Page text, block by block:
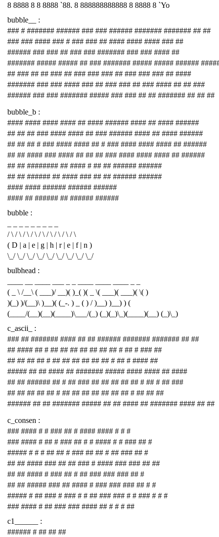
8 8888 8 8 8888 `88. 8 888888888888 8 8888 8 `Yo
bubble__ :
### # ####### ###### ### ### ###### ####### ####### ## ##
### ### #### ### # ### ### ## #### #### #### ### ##
###### ### ### ## ### ### ####### ### ### #### ##
####### ##### ##### ## ### ####### ##### ##### ######
## ### ## ## ### ## ### ### ### ## ### ### ### ## ####
####### ### ### #### ### ## ### ### ## ### #### ## ## ###
###### ### ### ####### ##### ### ### ## ## ####### ## ## ##
bubble_b :
#### #### #### #### ## #### ###### #### ## #### ######
## ## ## ### #### #### ## ### ###### #### ## #### ######
## ## ## # ### #### #### ## # ### #### #### #### ## ######
## ## #### ### #### ## ## ## ### #### #### #### ## ######
## ## ######## ## #### # ## ## ###### ######
## ## ###### ## #### ### ## ## ###### ######
#### #### ###### ###### ######
#### ## ###### ## ###### ######
bubble :
/ \ / \ / \ / \ / \ / \ / \ / \ / \
( D | a | e | g | h | r | e | f | n )
\_/ \_/ \_/ \_/ \_/ \_/ \_/ \_/ \_/
bulbhead :
( _ \ /__\ ( ___)/ __)( )_( )( _ \( ___)( ___)( \( )
)(_) )/(__)\ )__)( (_-. ) _ ( ) / )__) )__) ) (
(____/(__)(__)(____)\___/(_) (_)(_)\_)(____)(__) (_)\_)
c_ascii_ :
### ## ####### #### ## ## ###### ####### ####### ## ##
## #### ## # ## ## ## ## ## ## ## # ## # ### ##
## ## ## ## # ## ## ## ## ## ## # ## # #### ##
##### ## ## #### ## ####### ##### #### #### ## ####
## ## ###### ## # ## ### ## ## ## ## ## # ## # ## ###
## ## ## ## ## # ## ## ## ## ## ## ## # ## ## ##
###### ## ## ####### ##### ## ## #### ## ####### #### ## ##
c_consen :
### #### # # ### ## # #### #### # # #
### #### # ## # ### ## # # #### # # ### ## #
##### # # # ## ## # ### ## ## # ## ### ## #
## ## #### ### ## ## ### # #### ### ### ## ##
## ## #### # ### ## # ## ### ### ### ## #
## ## ##### ### ## #### # ### ### ### ## # #
##### # ## ### # ### # # ## ### ### # # ### # # #
### #### # ## ### ### #### ## # # # ##
c1______ :
###### # ## ## ##